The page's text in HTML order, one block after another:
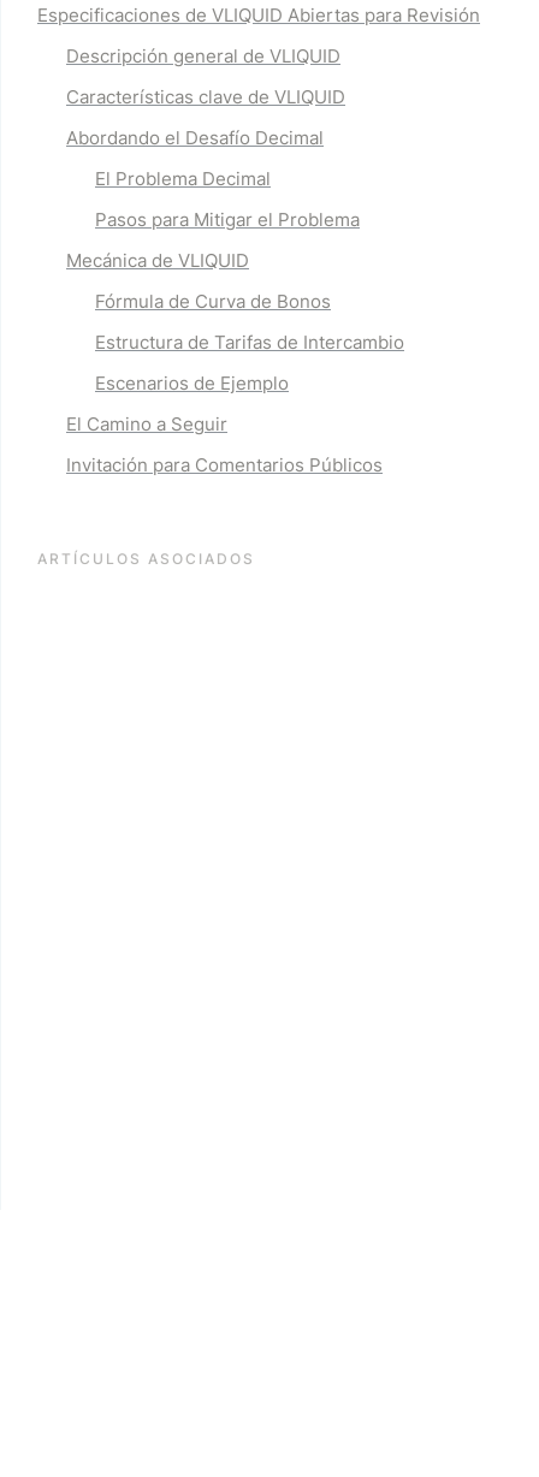
Especificaciones de VLIQUID Abiertas para Revisión
Descripción general de VLIQUID
Características clave de VLIQUID
Abordando el Desafío Decimal
El Problema Decimal
Pasos para Mitigar el Problema
Mecánica de VLIQUID
Fórmula de Curva de Bonos
Estructura de Tarifas de Intercambio
Escenarios de Ejemplo
El Camino a Seguir
Invitación para Comentarios Públicos
ARTÍCULOS ASOCIADOS